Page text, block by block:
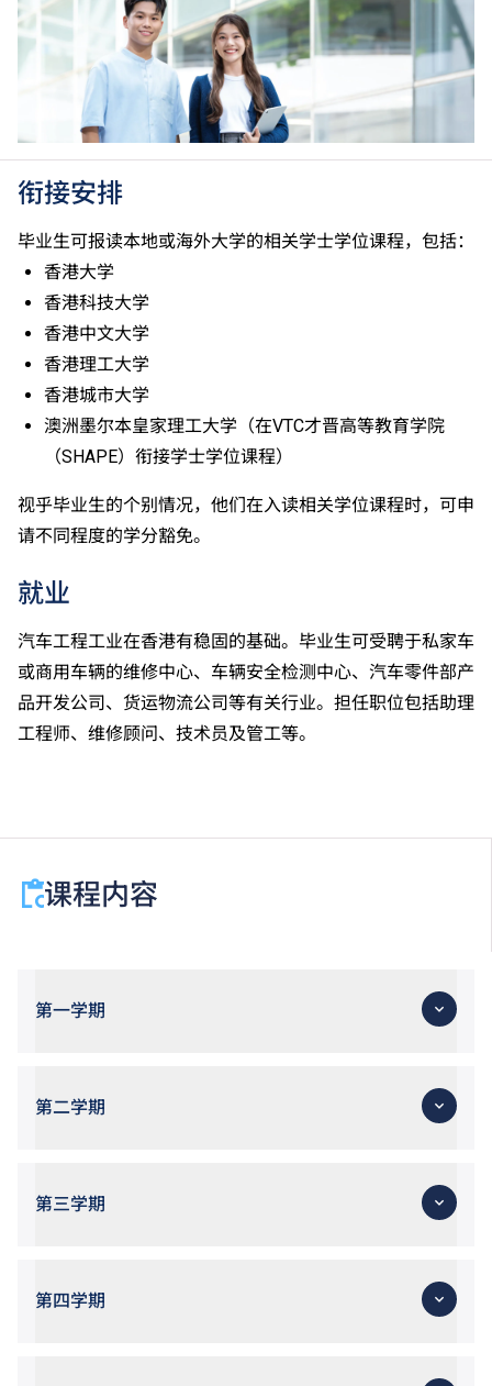
级」。 2025年或以后之法语／德语／西班牙语语言能
力水平达A2或以上、日语达N3或以上 及 韩语达TOPIK
II, 3级或以上，均被接受为一般入学条件中的五科之
一。2026年起，乌尔都语成绩达E级或以上亦会被接
受。详情请按 此处。
绩，于申请入学时会被视为等同香港中学文凭考试科目
成绩达「第二级」。
如五科香港中学文凭考试的其中一科为公民与社会发展
科，一般入学条件为在该科取得「达标」成绩，以及在
其他四个香港中学文凭考试科目（包括中国语文和英国
语文）取得第二级或以上成绩。另外，数学科延伸部分
（单元一或单元二）第二级或以上成绩亦被接受为一般
入学条件中的五科之一。如申请人同时持有单元一及单
元二成绩，于申请入学时只计算成绩较佳的一个单元。
适用于持中专教育文凭／职专文凭（于2017/18学年或
以前入读的学生须完成指定升学单元）的毕业生。
修毕职专国际文凭课程的学生，可按其BTEC及IGCSE
成绩，选择继续于职业训练局升读高级文凭课程。
申请人所递交的工作经验及／或资历，会经有关学系作
个别评核。
衔接安排
毕业生可报读本地或海外大学的相关学士学位课程，包括：
香港大学
香港科技大学
香港中文大学
香港理工大学
香港城市大学
澳洲墨尔本皇家理工大学（在VTC才晋高等教育学院
（SHAPE）衔接学士学位课程）
视乎毕业生的个别情况，他们在入读相关学位课程时，可申
请不同程度的学分豁免。
就业
汽车工程工业在香港有稳固的基础。毕业生可受聘于私家车
或商用车辆的维修中心、车辆安全检测中心、汽车零件部产
品开发公司、货运物流公司等有关行业。担任职位包括助理
工程师、维修顾问、技术员及管工等。
课程内容
第一学期
第二学期
第三学期
第四学期